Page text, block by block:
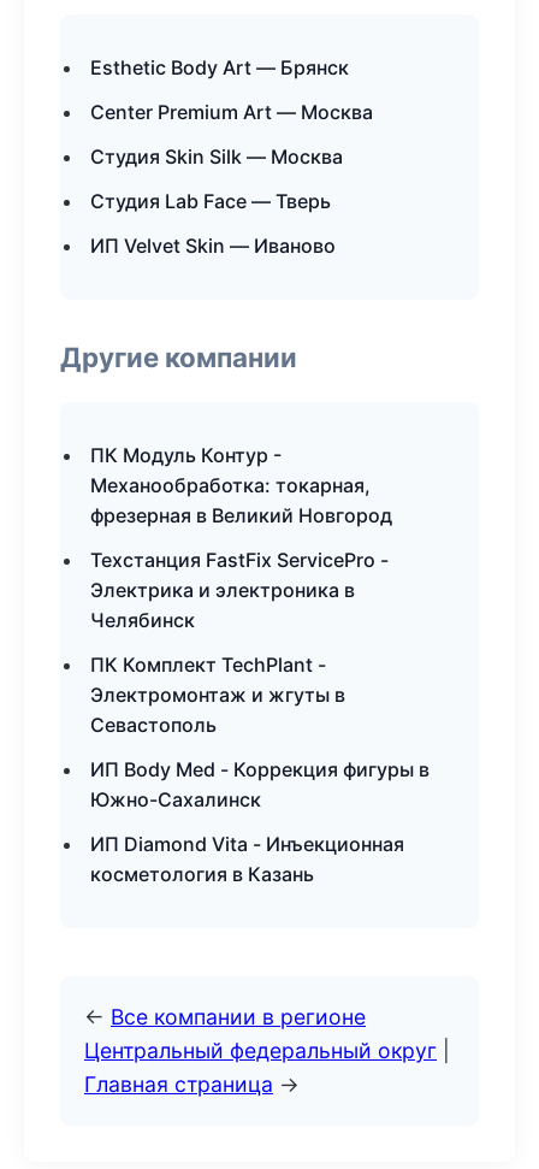
Esthetic Body Art — Брянск
Center Premium Art — Москва
Студия Skin Silk — Москва
Студия Lab Face — Тверь
ИП Velvet Skin — Иваново
Другие компании
ПК Модуль Контур -
Механообработка: токарная,
фрезерная в Великий Новгород
Техстанция FastFix ServicePro -
Электрика и электроника в
Челябинск
ПК Комплект TechPlant -
Электромонтаж и жгуты в
Севастополь
ИП Body Med - Коррекция фигуры в
Южно-Сахалинск
ИП Diamond Vita - Инъекционная
косметология в Казань
← Все компании в регионе
Центральный федеральный округ
Главная страница →